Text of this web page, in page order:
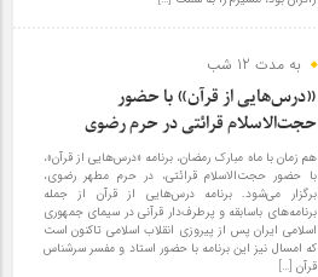
به مدت 12 شب
«درس‌هایی از قرآن» با حضور
حجت‌الاسلام قرائتی در حرم رضوی
هم زمان با ماه مبارک رمضان، برنامه «درس‌‌هایی از قرآن»،
با حضور حجت‌الاسلام قرائتی، در حرم مطهر رضوی،
برگزار می‌شود. برنامه درس‌هایی از قرآن از جمله
برنامه‌های باسابقه و پرطرف‌دار قرآنی در سیمای جمهوری
اسلامی ایران پس از پیروزی انقلاب اسلامی تاکنون است
که امسال نیز این برنامه با حضور استاد و مفسر سرشناس
قرآن […]